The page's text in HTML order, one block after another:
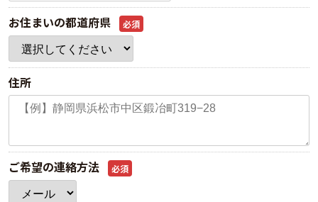
お住まいの都道府県 必須
住所
ご希望の連絡方法 必須